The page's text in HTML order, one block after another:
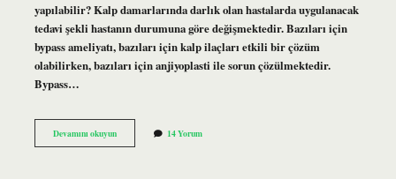
yapılabilir? Kalp damarlarında darlık olan hastalarda uygulanacak
tedavi şekli hastanın durumuna göre değişmektedir. Bazıları için
bypass ameliyatı, bazıları için kalp ilaçları etkili bir çözüm
olabilirken, bazıları için anjiyoplasti ile sorun çözülmektedir.
Bypass…
Devamını okuyunBypass
Olmak
14 Yorum